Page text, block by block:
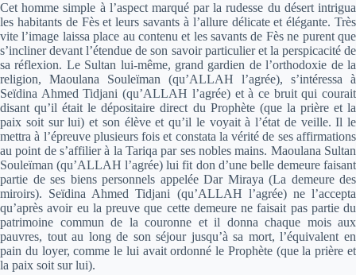
Cet homme simple à l’aspect marqué par la rudesse du désert intrigua
les habitants de Fès et leurs savants à l’allure délicate et élégante. Très
vite l’image laissa place au contenu et les savants de Fès ne purent que
s’incliner devant l’étendue de son savoir particulier et la perspicacité de
sa réflexion. Le Sultan lui-même, grand gardien de l’orthodoxie de la
religion, Maoulana Souleïman (qu’ALLAH l’agrée), s’intéressa à
Seïdina Ahmed Tidjani (qu’ALLAH l’agrée) et à ce bruit qui courait
disant qu’il était le dépositaire direct du Prophète (que la prière et la
paix soit sur lui) et son élève et qu’il le voyait à l’état de veille. Il le
mettra à l’épreuve plusieurs fois et constata la vérité de ses affirmations
au point de s’affilier à la Tariqa par ses nobles mains. Maoulana Sultan
Souleïman (qu’ALLAH l’agrée) lui fit don d’une belle demeure faisant
partie de ses biens personnels appelée Dar Miraya (La demeure des
miroirs). Seïdina Ahmed Tidjani (qu’ALLAH l’agrée) ne l’accepta
qu’après avoir eu la preuve que cette demeure ne faisait pas partie du
patrimoine commun de la couronne et il donna chaque mois aux
pauvres, tout au long de son séjour jusqu’à sa mort, l’équivalent en
pain du loyer, comme le lui avait ordonné le Prophète (que la prière et
la paix soit sur lui).